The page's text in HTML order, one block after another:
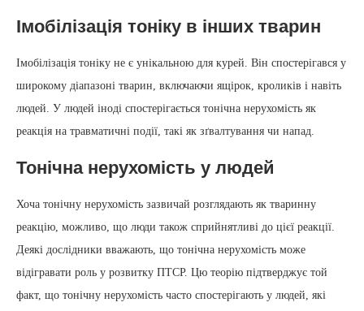
Імобілізація тоніку в інших тварин
Імобілізація тоніку не є унікальною для курей. Він спостерігався у
широкому діапазоні тварин, включаючи ящірок, кроликів і навіть
людей. У людей іноді спостерігається тонічна нерухомість як
реакція на травматичні події, такі як зґвалтування чи напад.
Тонічна нерухомість у людей
Хоча тонічну нерухомість зазвичай розглядають як тваринну
реакцію, можливо, що люди також сприйнятливі до цієї реакції.
Деякі дослідники вважають, що тонічна нерухомість може
відігравати роль у розвитку ПТСР. Цю теорію підтверджує той
факт, що тонічну нерухомість часто спостерігають у людей, які